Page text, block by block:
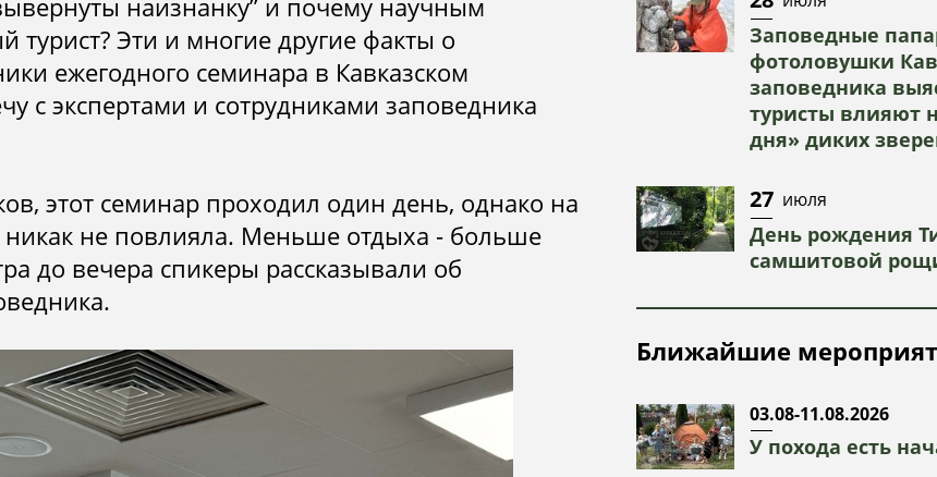
Почвы
Рельеф
Ландшафты
мир
надзорная
деятельность
посещения
наизнанку” и почему научным
турист? Эти и многие другие факты о
ежегодного семинара в Кавказском
с экспертами и сотрудниками заповедника
этот семинар проходил один день, однако на
никак не повлияла. Меньше отдыха - больше
до вечера спикеры рассказывали об
Заповедные
фотоловушки
заповедника
туристы влияют
дня» диких
27 июля
День рождения
самшитовой
Ближайшие
03.08-11.08.2026
У похода есть